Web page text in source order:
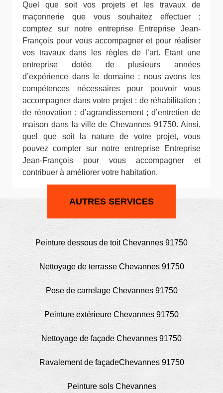
Quel que soit vos projets et les travaux de
maçonnerie que vous souhaitez effectuer ;
comptez sur notre entreprise Entreprise Jean-
François pour vous accompagner et pour réaliser
vos travaux dans les règles de l’art. Etant une
entreprise dotée de plusieurs années
d’expérience dans le domaine ; nous avons les
compétences nécessaires pour pouvoir vous
accompagner dans votre projet : de réhabilitation ;
de rénovation ; d’agrandissement ; d’entretien de
maison dans la ville de Chevannes 91750. Ainsi,
quel que soit la nature de votre projet, vous
pouvez compter sur notre entreprise Entreprise
Jean-François pour vous accompagner et
contribuer à améliorer votre habitation.
AUTRES SERVICES
Peinture dessous de toit Chevannes 91750
Nettoyage de terrasse Chevannes 91750
Pose de carrelage Chevannes 91750
Peinture extérieure Chevannes 91750
Nettoyage de façade Chevannes 91750
Ravalement de façadeChevannes 91750
Peinture sols Chevannes